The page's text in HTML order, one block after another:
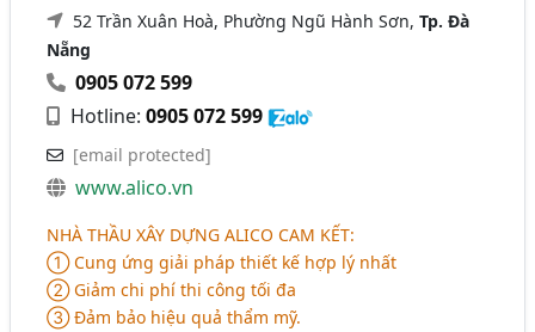
52 Trần Xuân Hoà, Phường Ngũ Hành Sơn,Tp. Đà
Nẵng
0905 072 599
Hotline:0905 072 599
[email protected]
www.alico.vn
NHÀ THẦU XÂY DỰNG ALICO CAM KẾT:
➀ Cung ứng giải pháp thiết kế hợp lý nhất
➁ Giảm chi phí thi công tối đa
➂ Đảm bảo hiệu quả thẩm mỹ.